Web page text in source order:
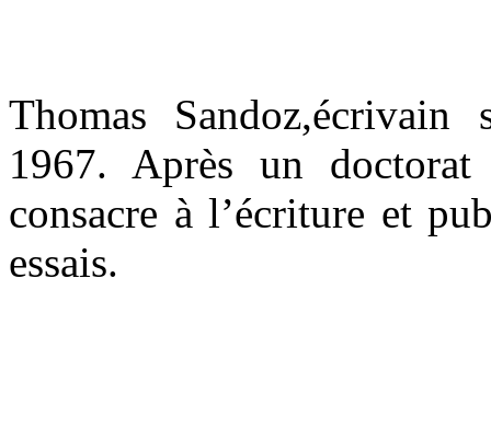
Thomas
1967. Après un
consacre à l’écriture et
essais.